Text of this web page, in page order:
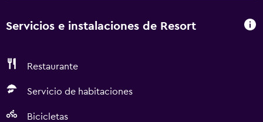
Servicios e instalaciones de Resort
Restaurante
Servicio de habitaciones
Bicicletas